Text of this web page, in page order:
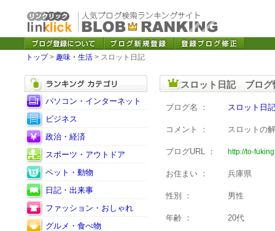
トップ> 趣味・生活 > スロット日記
パソコン・インターネット
ビジネス
政治・経済
スポーツ・アウトドア
ペット・動物
日記・出来事
ファッション・おしゃれ
グルメ・食べ物
スロット日記 ブログ
ブログ名 ： スロット日記
コメント ： スロットの
ブログURL ： http://to-
お住まい ： 兵庫県
性別 ： 男性
年齢 ： 20代